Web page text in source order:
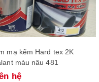
mạ kẽm Hard tex 2K
màu nâu 481
hệ